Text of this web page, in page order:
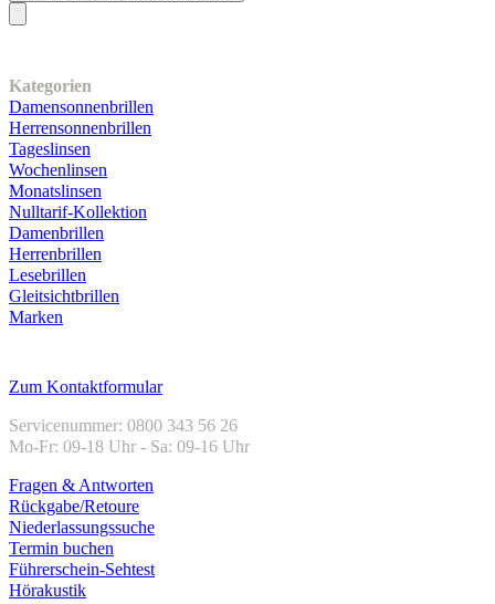
Kategorien
Damensonnenbrillen
Herrensonnenbrillen
Tageslinsen
Wochenlinsen
Monatslinsen
Nulltarif-Kollektion
Damenbrillen
Herrenbrillen
Lesebrillen
Gleitsichtbrillen
Marken
Zum Kontaktformular
Servicenummer: 0800 343 56 26
Mo-Fr: 09-18 Uhr - Sa: 09-16 Uhr
Fragen & Antworten
Rückgabe/Retoure
Niederlassungssuche
Termin buchen
Führerschein-Sehtest
Hörakustik